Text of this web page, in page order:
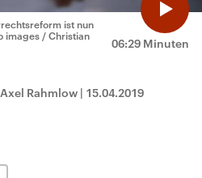
06:29 Minuten
ist nun
images / Christian
Rahmlow | 15.04.2019